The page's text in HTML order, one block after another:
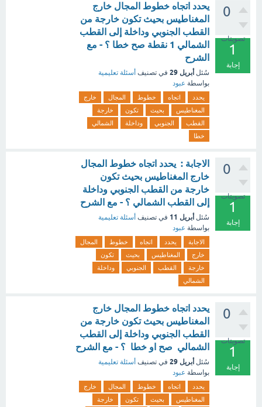
0
تصويتات
1
إجابة
يحدد اتجاه خطوط المجال خارج
المغناطيس بحيث تكون خارجة من
القطب الجنوبي وداخلة إلى القطب
الشمالي 1 نقطة صح خطا ؟ - مع
الشرح
سُئل أبريل 29 في تصنيف أسئلة تعليمية
بواسطة عبود
يحدد اتجاه خطوط المجال
خارج
المغناطيس
بحيث تكون
خارجة
القطب
الجنوبي وداخلة
الشمالي
خطا
0
تصويتات
1
إجابة
الاجابة : يحدد اتجاه خطوط المجال
خارج المغناطيس بحيث تكون
خارجة من القطب الجنوبي وداخلة
إلى القطب الشمالي ؟ - مع الشرح
سُئل أبريل 11 في تصنيف أسئلة تعليمية
بواسطة عبود
الاجابة يحدد اتجاه خطوط
المجال
خارج
المغناطيس بحيث
تكون
خارجة
القطب الجنوبي
وداخلة
الشمالي
0
تصويتات
1
إجابة
يحدد اتجاه خطوط المجال خارج
المغناطيس بحيث تكون خارجة من
القطب الجنوبي وداخلة إلى القطب
الشمالي صح او خطا ؟ - مع الشرح
سُئل أبريل 29 في تصنيف أسئلة تعليمية
بواسطة عبود
يحدد اتجاه خطوط المجال
خارج
المغناطيس
بحيث تكون خارجة